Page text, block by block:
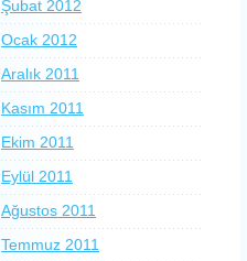
Şubat 2012
Ocak 2012
Aralık 2011
Kasım 2011
Ekim 2011
Eylül 2011
Ağustos 2011
Temmuz 2011